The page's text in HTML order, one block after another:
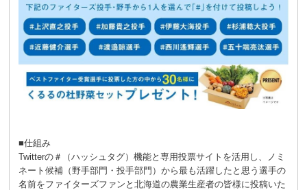
■仕組み
Twitterの＃（ハッシュタグ）機能と専用投票サイトを活用し、ノミ
ネート候補（野手部門・投手部門）から最も活躍したと思う選手の
名前をファイターズファンと北海道の農業生産者の皆様に投稿いた